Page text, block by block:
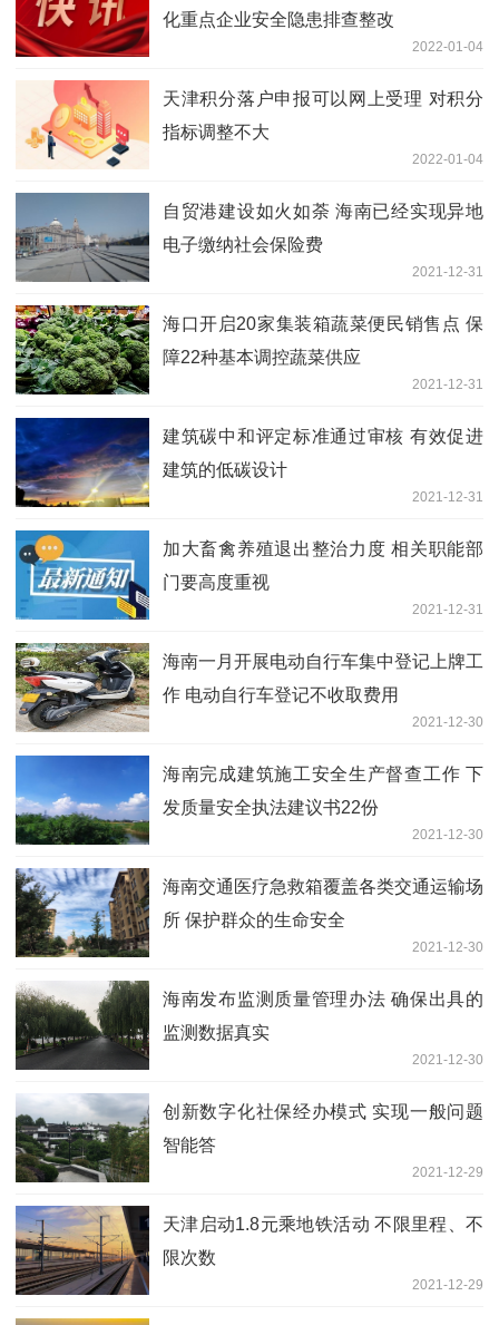
化重点企业安全隐患排查整改
2022-01-04
天津积分落户申报可以网上受理 对积分
指标调整不大
2022-01-04
自贸港建设如火如荼 海南已经实现异地
电子缴纳社会保险费
2021-12-31
海口开启20家集装箱蔬菜便民销售点 保
障22种基本调控蔬菜供应
2021-12-31
建筑碳中和评定标准通过审核 有效促进
建筑的低碳设计
2021-12-31
加大畜禽养殖退出整治力度 相关职能部
门要高度重视
2021-12-31
海南一月开展电动自行车集中登记上牌工
作 电动自行车登记不收取费用
2021-12-30
海南完成建筑施工安全生产督查工作 下
发质量安全执法建议书22份
2021-12-30
海南交通医疗急救箱覆盖各类交通运输场
所 保护群众的生命安全
2021-12-30
海南发布监测质量管理办法 确保出具的
监测数据真实
2021-12-30
创新数字化社保经办模式 实现一般问题
智能答
2021-12-29
天津启动1.8元乘地铁活动 不限里程、不
限次数
2021-12-29